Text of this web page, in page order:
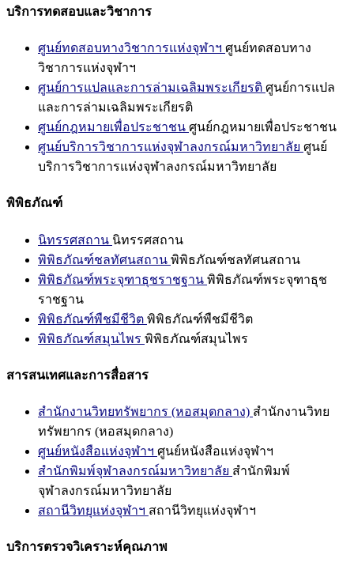
บริการทดสอบและวิชาการ
ศูนย์ทดสอบทางวิชาการแห่งจุฬาฯ ศูนย์ทดสอบทาง
วิชาการแห่งจุฬาฯ
ศูนย์การแปลและการล่ามเฉลิมพระเกียรติ ศูนย์การแปล
และการล่ามเฉลิมพระเกียรติ
ศูนย์กฎหมายเพื่อประชาชน ศูนย์กฎหมายเพื่อประชาชน
ศูนย์บริการวิชาการแห่งจุฬาลงกรณ์มหาวิทยาลัย ศูนย์
บริการวิชาการแห่งจุฬาลงกรณ์มหาวิทยาลัย
พิพิธภัณฑ์
นิทรรศสถาน นิทรรศสถาน
พิพิธภัณฑ์ชลทัศนสถาน พิพิธภัณฑ์ชลทัศนสถาน
พิพิธภัณฑ์พระจุฑาธุชราชฐาน พิพิธภัณฑ์พระจุฑาธุช
ราชฐาน
พิพิธภัณฑ์พืชมีชีวิต พิพิธภัณฑ์พืชมีชีวิต
พิพิธภัณฑ์สมุนไพร พิพิธภัณฑ์สมุนไพร
สารสนเทศและการสื่อสาร
สำนักงานวิทยทรัพยากร (หอสมุดกลาง) สำนักงานวิทย
ทรัพยากร (หอสมุดกลาง)
ศูนย์หนังสือแห่งจุฬาฯ ศูนย์หนังสือแห่งจุฬาฯ
สำนักพิมพ์จุฬาลงกรณ์มหาวิทยาลัย สำนักพิมพ์
จุฬาลงกรณ์มหาวิทยาลัย
สถานีวิทยุแห่งจุฬาฯ สถานีวิทยุแห่งจุฬาฯ
บริการตรวจวิเคราะห์คุณภาพ